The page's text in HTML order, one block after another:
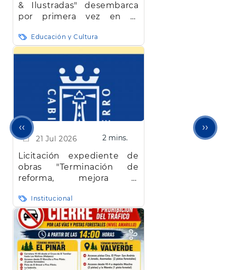
& Ilustradas" desembarca
por primera vez en El
Educación y Cultura
21 Jul 2026 2 mins.
Licitación expediente de
obras "Terminación de
reforma, mejora y
Residencia de Mayores de
El Pinar de El Hierro"
Institucional
Página
anterior
‹‹ ››